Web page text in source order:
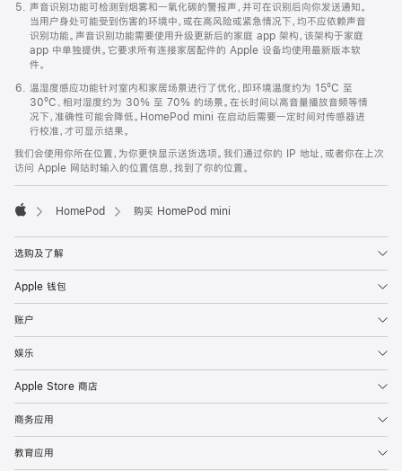
声音识别功能可检测到烟雾和一氧化碳的警报声，并可在识别后向你发送通知。
当用户身处可能受到伤害的环境中，或在高风险或紧急情况下，均不应依赖声音
识别功能。声音识别功能需要使用升级更新后的家庭 app 架构，该架构于家庭
app 中单独提供。它要求所有连接家居配件的 Apple 设备均使用最新版本软
件。
温湿度感应功能针对室内和家居场景进行了优化，即环境温度约为 15ºC 至
30ºC、相对湿度约为 30% 至 70% 的场景。在长时间以高音量播放音频等情
况下，准确性可能会降低。HomePod mini 在启动后需要一定时间对传感器进
行校准，才可显示结果。
我们会使用你所在位置，为你更快显示送货选项。我们通过你的 IP 地址，或者你在上次
访问 Apple 网站时输入的位置信息，找到了你的位置。
HomePod 购买 HomePod mini
选购及了解
Apple 钱包
账户
娱乐
Apple Store 商店
商务应用
教育应用